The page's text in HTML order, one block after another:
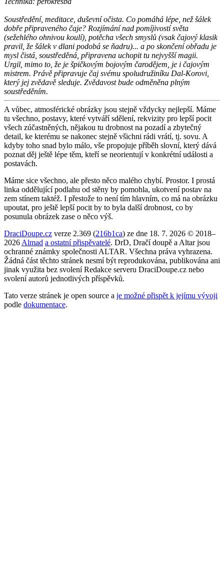
Soustředění, meditace, duševní očista. Co pomáhá lépe, než šálek
dobře připraveného čaje? Rozjímání nad pomíjivostí světa
(sežehlého ohnivou koulí), potěcha všech smyslů (vsak čajový klasik
pravil, že šálek v dlani podobá se ňadru)... a po skončení obřadu je
mysl čistá, soustředěná, připravena uchopit tu nejvyšší magii.
Urgil, mimo to, že je špičkovým bojovým čarodějem, je i čajovým
mistrem. Právě připravuje čaj svému spoludružiníku Dal-Korovi,
který jej zvědavě sleduje. Zvědavost bude odměněna plným
soustředěním.
A vůbec, atmosférické obrázky jsou stejně vždycky nejlepší. Máme
tu všechno, postavy, které vytváří sdělení, rekvizity pro lepší pocit
všech zúčastněných, nějakou tu drobnost na pozadí a zbytečný
detail, ke kterému se nakonec stejně všichni rádi vrátí, tj. sovu. A
kdyby toho snad bylo málo, vše propojuje příběh slovní, který dává
poznat děj ještě lépe těm, kteří se neorientují v konkrétní události a
postavách.
Máme sice všechno, ale přesto něco malého chybí. Prostor. I prostá
linka oddělující podlahu od stěny by pomohla, ukotvení postav na
zem stínem taktéž. I přestože to není tím hlavním, co má na obrázku
upoutat, pro ještě lepší pocit by to byla další drobnost, co by
posunula obrázek zase o něco výš.
DraciDoupe.cz verze 2.369 (216b1ca) ze dne 18. 7. 2026 © 2018–
2026 Almad a ostatní přispěvatelé. DrD, Dračí doupě a Altar jsou
ochranné známky společnosti ALTAR. Všechna práva vyhrazena.
Žádná část těchto stránek nesmí být reprodukována, publikována ani
jinak využita bez svolení Redakce serveru DraciDoupe.cz nebo
svolení autorů jednotlivých příspěvků.
Tato verze stránek je open source a je možné přispět k jejímu vývoji
podle dokumentace.